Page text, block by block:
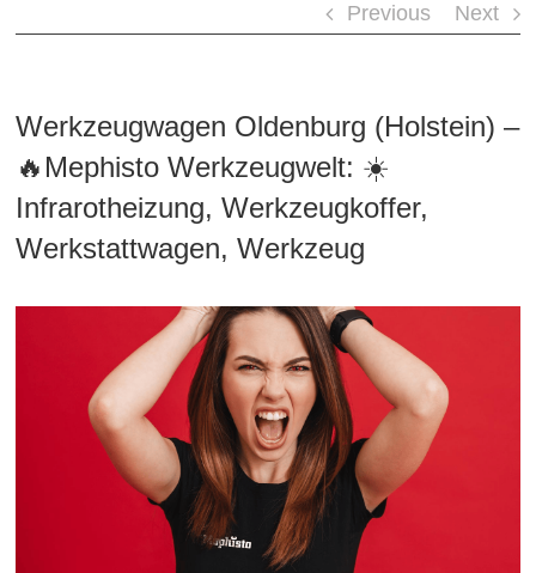
Previous Next
Werkzeugwagen Oldenburg (Holstein) –
🔥Mephisto Werkzeugwelt: ☀️
Infrarotheizung, Werkzeugkoffer,
Werkstattwagen, Werkzeug